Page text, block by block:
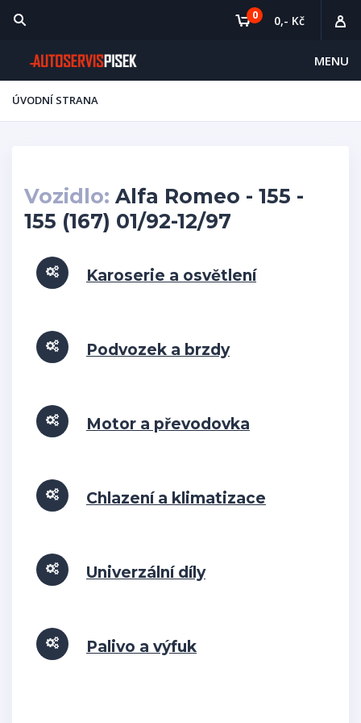
MENU
0 0,- Kč
ÚVODNÍ STRANA
Vozidlo: Alfa Romeo - 155 -
155 (167) 01/92-12/97
Karoserie a osvětlení
Podvozek a brzdy
Motor a převodovka
Chlazení a klimatizace
Univerzální díly
Palivo a výfuk